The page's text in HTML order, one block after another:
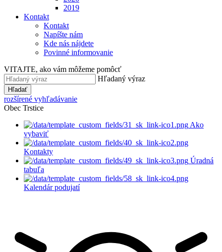
2019
Kontakt
Kontakt
Napíšte nám
Kde nás nájdete
Povinné informovanie
VITAJTE, ako vám môžeme pomôcť
Hľadaný výraz
Hľadať
rozšírené vyhľadávanie
Obec Trstice
Ako
vybaviť
Kontakty
Úradná
tabuľa
Kalendár podujatí